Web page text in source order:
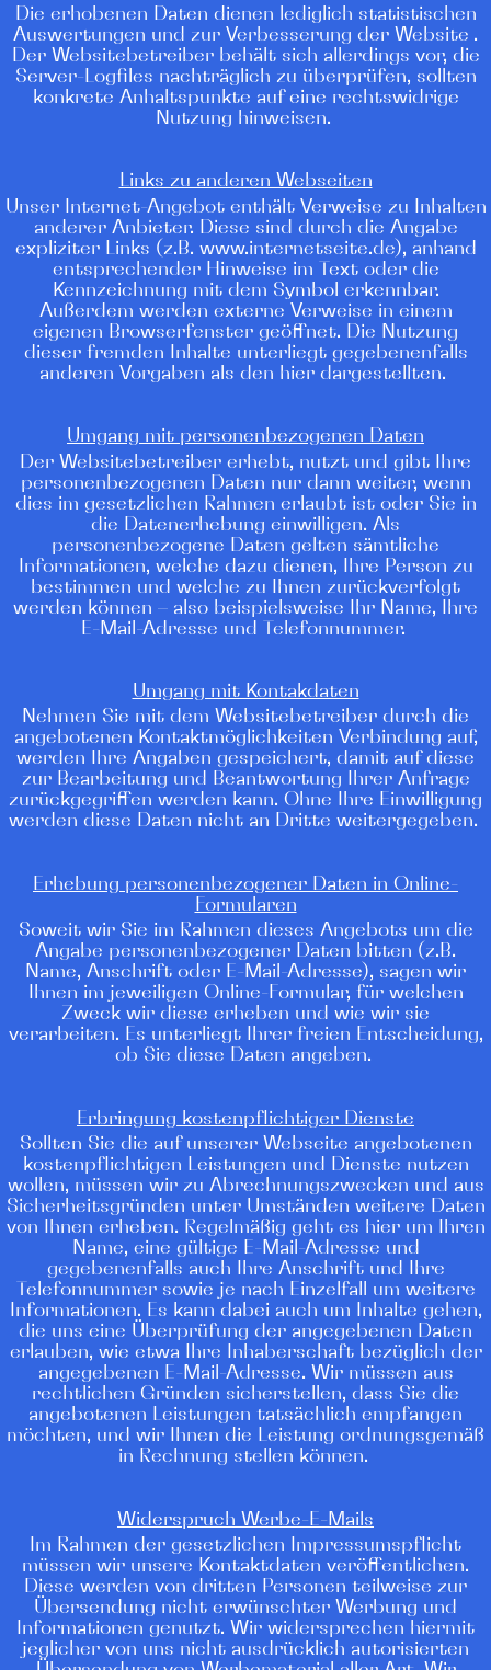
Die erhobenen Daten dienen lediglich statistischen
Auswertungen und zur Verbesserung der Website .
Der Websitebetreiber behält sich allerdings vor, die
Server-Logfiles nachträglich zu überprüfen, sollten
konkrete Anhaltspunkte auf eine rechtswidrige
Nutzung hinweisen.
Links zu anderen Webseiten
Unser Internet-Angebot enthält Verweise zu Inhalten
anderer Anbieter. Diese sind durch die Angabe
expliziter Links (z.B. www.internetseite.de), anhand
entsprechender Hinweise im Text oder die
Kennzeichnung mit dem Symbol erkennbar.
Außerdem werden externe Verweise in einem
eigenen Browserfenster geöffnet. Die Nutzung
dieser fremden Inhalte unterliegt gegebenenfalls
anderen Vorgaben als den hier dargestellten.
Umgang mit personenbezogenen Daten
Der Websitebetreiber erhebt, nutzt und gibt Ihre
personenbezogenen Daten nur dann weiter, wenn
dies im gesetzlichen Rahmen erlaubt ist oder Sie in
die Datenerhebung einwilligen. Als
personenbezogene Daten gelten sämtliche
Informationen, welche dazu dienen, Ihre Person zu
bestimmen und welche zu Ihnen zurückverfolgt
werden können – also beispielsweise Ihr Name, Ihre
E-Mail-Adresse und Telefonnummer.
Umgang mit Kontakdaten
Nehmen Sie mit dem Websitebetreiber durch die
angebotenen Kontaktmöglichkeiten Verbindung auf,
werden Ihre Angaben gespeichert, damit auf diese
zur Bearbeitung und Beantwortung Ihrer Anfrage
zurückgegriffen werden kann. Ohne Ihre Einwilligung
werden diese Daten nicht an Dritte weitergegeben.
Erhebung personenbezogener Daten in Online-
Formularen
Soweit wir Sie im Rahmen dieses Angebots um die
Angabe personenbezogener Daten bitten (z.B.
Name, Anschrift oder E-Mail-Adresse), sagen wir
Ihnen im jeweiligen Online-Formular, für welchen
Zweck wir diese erheben und wie wir sie
verarbeiten. Es unterliegt Ihrer freien Entscheidung,
ob Sie diese Daten angeben.
Erbringung kostenpflichtiger Dienste
Sollten Sie die auf unserer Webseite angebotenen
kostenpflichtigen Leistungen und Dienste nutzen
wollen, müssen wir zu Abrechnungszwecken und aus
Sicherheitsgründen unter Umständen weitere Daten
von Ihnen erheben. Regelmäßig geht es hier um Ihren
Name, eine gültige E-Mail-Adresse und
gegebenenfalls auch Ihre Anschrift und Ihre
Telefonnummer sowie je nach Einzelfall um weitere
Informationen. Es kann dabei auch um Inhalte gehen,
die uns eine Überprüfung der angegebenen Daten
erlauben, wie etwa Ihre Inhaberschaft bezüglich der
angegebenen E-Mail-Adresse. Wir müssen aus
rechtlichen Gründen sicherstellen, dass Sie die
angebotenen Leistungen tatsächlich empfangen
möchten, und wir Ihnen die Leistung ordnungsgemäß
in Rechnung stellen können.
Widerspruch Werbe-E-Mails
Im Rahmen der gesetzlichen Impressumspflicht
müssen wir unsere Kontaktdaten veröffentlichen.
Diese werden von dritten Personen teilweise zur
Übersendung nicht erwünschter Werbung und
Informationen genutzt. Wir widersprechen hiermit
jeglicher von uns nicht ausdrücklich autorisierten